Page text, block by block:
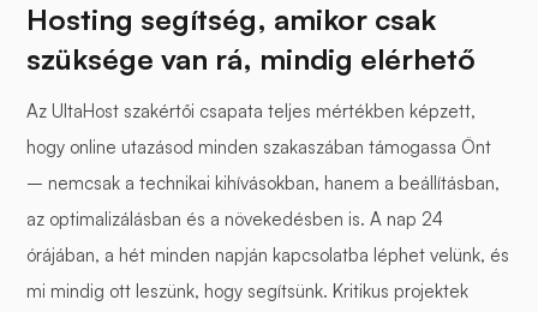
Hosting segítség, amikor csak
szüksége van rá, mindig elérhető
Az UltaHost szakértői csapata teljes mértékben képzett,
hogy online utazásod minden szakaszában támogassa Önt
– nemcsak a technikai kihívásokban, hanem a beállításban,
az optimalizálásban és a növekedésben is. A nap 24
órájában, a hét minden napján kapcsolatba léphet velünk, és
mi mindig ott leszünk, hogy segítsünk. Kritikus projektek